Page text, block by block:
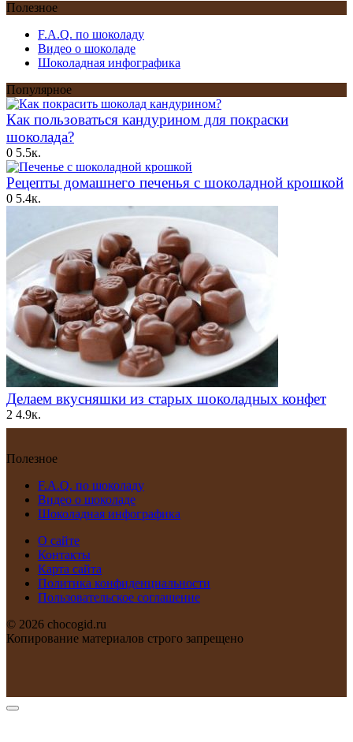
Полезное
F.A.Q. по шоколаду
Видео о шоколаде
Шоколадная инфографика
Популярное
Как пользоваться кандурином для покраски
шоколада?
0 5.5к.
Рецепты домашнего печенья с шоколадной крошкой
0 5.4к.
Делаем вкусняшки из старых шоколадных конфет
2 4.9к.
Полезное
F.A.Q. по шоколаду
Видео о шоколаде
Шоколадная инфографика
О сайте
Контакты
Карта сайта
Политика конфиденциальности
Пользовательское соглашение
© 2026 chocogid.ru
Копирование материалов строго запрещено